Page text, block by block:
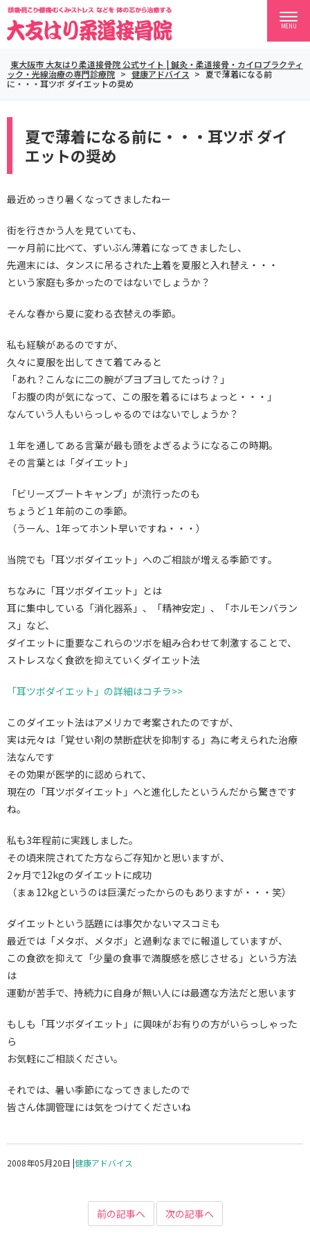
MENU
東大阪市 大友はり柔道接骨院 公式サイト | 鍼灸・柔道接骨・カイロプラクティ
ック・光線治療の専門診療院 > 健康アドバイス > 夏で薄着になる前
に・・・耳ツボ ダイエットの奨め
夏で薄着になる前に・・・耳ツボ ダイ
エットの奨め
最近めっきり暑くなってきましたねー
街を行きかう人を見ていても、
一ヶ月前に比べて、ずいぶん薄着になってきましたし、
先週末には、タンスに吊るされた上着を夏服と入れ替え・・・
という家庭も多かったのではないでしょうか？
そんな春から夏に変わる衣替えの季節。
私も経験があるのですが、
久々に夏服を出してきて着てみると
「あれ？こんなに二の腕がプヨプヨしてたっけ？」
「お腹の肉が気になって、この服を着るにはちょっと・・・」
なんていう人もいらっしゃるのではないでしょうか？
１年を通してある言葉が最も頭をよぎるようになるこの時期。
その言葉とは「ダイエット」
「ビリーズブートキャンプ」が流行ったのも
ちょうど１年前のこの季節。
（うーん、1年ってホント早いですね・・・）
当院でも「耳ツボダイエット」へのご相談が増える季節です。
ちなみに「耳ツボダイエット」とは
耳に集中している「消化器系」、「精神安定」、「ホルモンバラン
ス」など、
ダイエットに重要なこれらのツボを組み合わせて刺激することで、
ストレスなく食欲を抑えていくダイエット法
「耳ツボダイエット」の詳細はコチラ>>
このダイエット法はアメリカで考案されたのですが、
実は元々は「覚せい剤の禁断症状を抑制する」為に考えられた治療
法なんです
その効果が医学的に認められて、
現在の「耳ツボダイエット」へと進化したというんだから驚きです
ね。
私も3年程前に実践しました。
その頃来院されてた方ならご存知かと思いますが、
2ヶ月で12kgのダイエットに成功
（まぁ12kgというのは巨漢だったからのもありますが・・・笑）
ダイエットという話題には事欠かないマスコミも
最近では「メタボ、メタボ」と過剰なまでに報道していますが、
この食欲を抑えて「少量の食事で満腹感を感じさせる」という方法
は
運動が苦手で、持続力に自身が無い人には最適な方法だと思います
もしも「耳ツボダイエット」に興味がお有りの方がいらっしゃった
ら
お気軽にご相談ください。
それでは、暑い季節になってきましたので
皆さん体調管理には気をつけてくださいね
2008年05月20日 |健康アドバイス
前の記事へ 次の記事へ